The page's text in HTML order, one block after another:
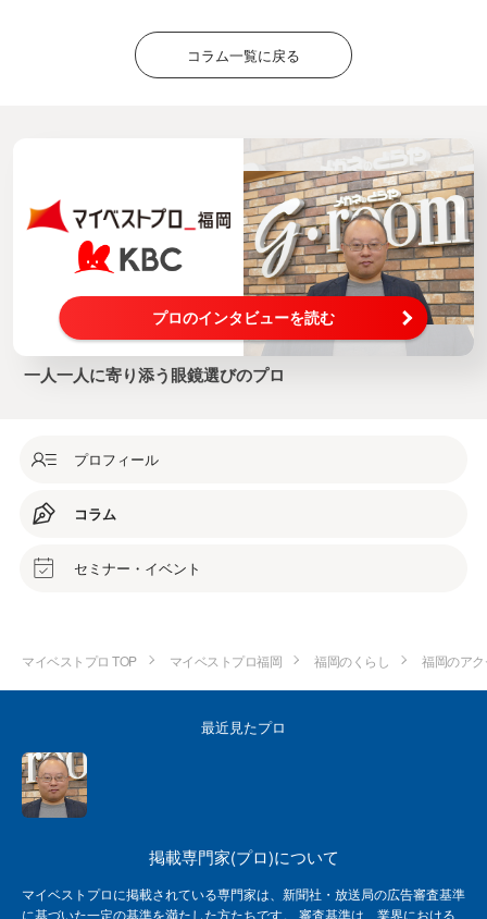
コラム一覧に戻る
プロのインタビューを読む
一人一人に寄り添う眼鏡選びのプロ
プロフィール
コラム
セミナー・イベント
マイベストプロ TOP マイベストプロ福岡 福岡のくらし 福岡のア
最近見たプロ
掲載専門家(プロ)について
マイベストプロに掲載されている専門家は、新聞社・放送局の広告審査基準
に基づいた一定の基準を満たした方たちです。 審査基準は、業界における